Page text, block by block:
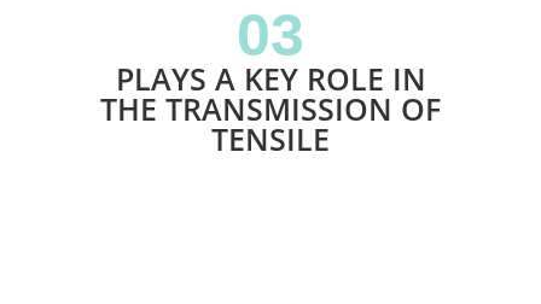
03
PLAYS A KEY ROLE IN
THE TRANSMISSION OF
TENSILE